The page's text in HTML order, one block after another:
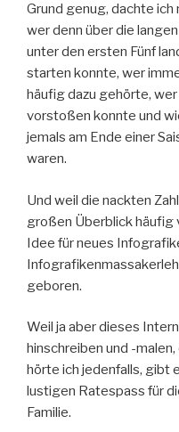
Grund genug, dachte ich
wer denn über die
unter den ersten Fünf
starten konnte, wer
häufig dazu gehörte, wer
vorstoßen konnte und
jemals am Ende einer
waren.
Und weil die nackten
großen Überblick häufig
Idee für neues
geboren.
Weil ja aber dieses
hinschreiben und -
hörte ich jedenfalls, gibt
lustigen Ratespass für
Familie.